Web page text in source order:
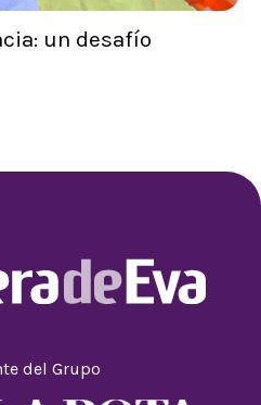
un desafío
del Grupo